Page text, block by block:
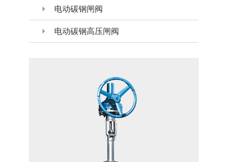
电动碳钢闸阀
电动碳钢高压闸阀